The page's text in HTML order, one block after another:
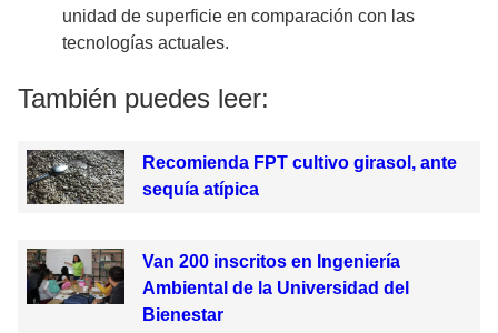
unidad de superficie en comparación con las
tecnologías actuales.
También puedes leer:
Recomienda FPT cultivo girasol, ante
sequía atípica
Van 200 inscritos en Ingeniería
Ambiental de la Universidad del
Bienestar